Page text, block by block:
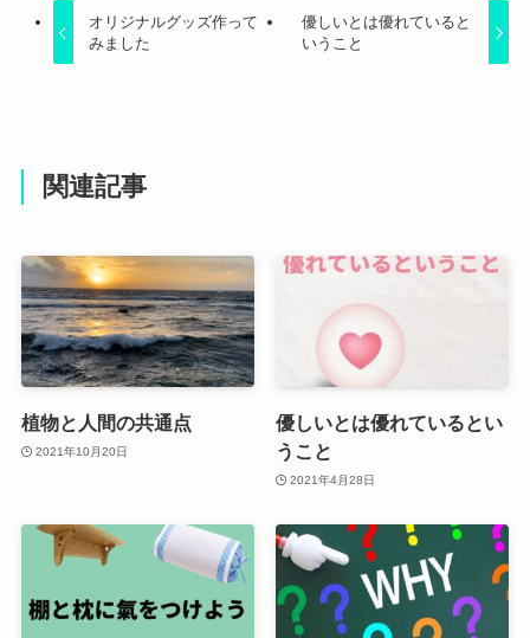
オリジナルグッズ作って
みました
優しいとは優れていると
いうこと
関連記事
植物と人間の共通点
2021年10月20日
優しいとは優れているとい
うこと
2021年4月28日